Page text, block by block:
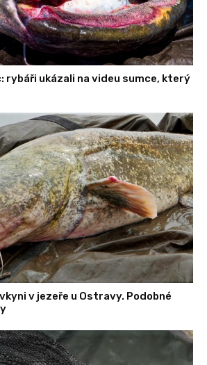
rybáři ukázali na videu sumce, který
v jezeře u Ostravy. Podobné